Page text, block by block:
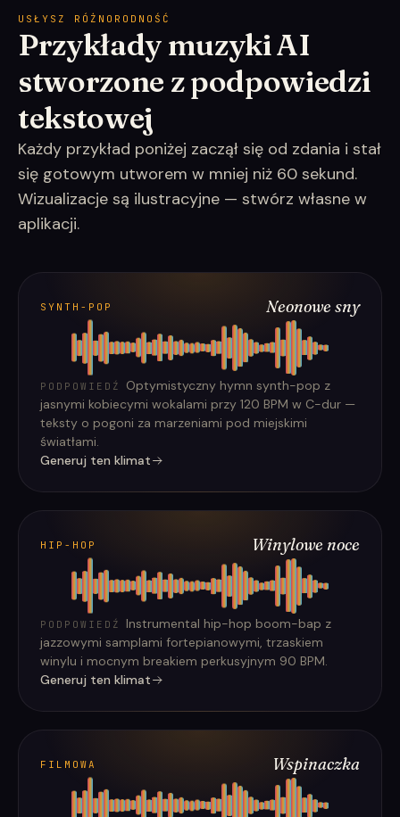
USŁYSZ RÓŻNORODNOŚĆ
Przykłady muzyki AI
stworzone z podpowiedzi
tekstowej
Każdy przykład poniżej zaczął się od zdania i stał
się gotowym utworem w mniej niż 60 sekund.
Wizualizacje są ilustracyjne — stwórz własne w
aplikacji.
SYNTH-POP Neonowe sny
PODPOWIEDŹ
Optymistyczny hymn synth-pop z
jasnymi kobiecymi wokalami przy 120 BPM w C-dur —
teksty o pogoni za marzeniami pod miejskimi
światłami.
Generuj ten klimat
HIP-HOP Winylowe noce
PODPOWIEDŹ
Instrumental hip-hop boom-bap z
jazzowymi samplami fortepianowymi, trzaskiem
winylu i mocnym breakiem perkusyjnym 90 BPM.
Generuj ten klimat
FILMOWA Wspinaczka